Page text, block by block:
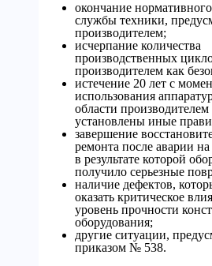
окончание
службы техники,
производителем;
исчерпание количества
производственных
производителем как
истечение 20 лет с
использования
области производителем
установлены иные
завершение
ремонта после аварии на
в результате которой
получило серьезные
наличие дефектов,
оказать критическое
уровень прочности
оборудования;
другие ситуации,
приказом № 538.